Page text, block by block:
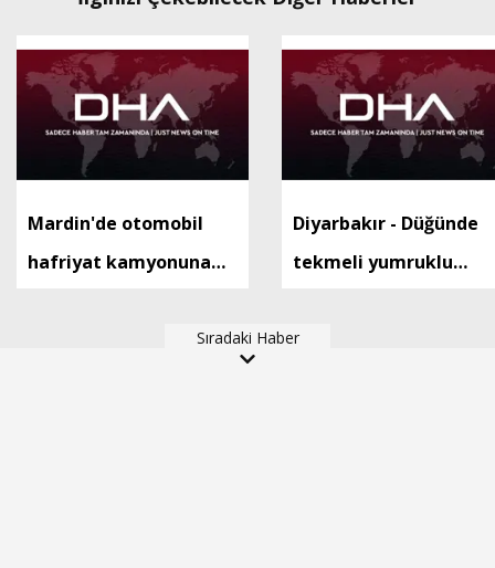
Mardin'de otomobil
hafriyat kamyonuna
Diyarbakır - Düğünde
tekmeli yumruklu
Sıradaki Haber